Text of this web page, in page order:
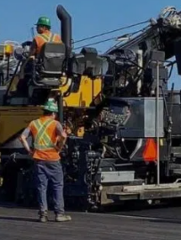
Granulats
Forage,
Pavage
Travaux de